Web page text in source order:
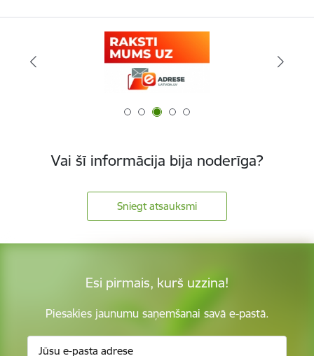
Vai šī informācija bija noderīga?
Sniegt atsauksmi
Esi pirmais, kurš uzzina!
Piesakies jaunumu saņemšanai savā e-pastā.